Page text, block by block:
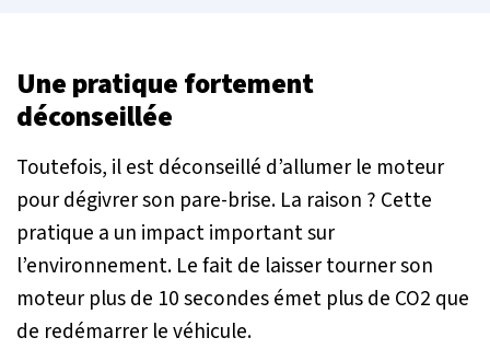
Une pratique fortement
déconseillée
Toutefois, il est déconseillé d’allumer le moteur
pour dégivrer son pare-brise. La raison ? Cette
pratique a un impact important sur
l’environnement. Le fait de laisser tourner son
moteur plus de 10 secondes émet plus de CO2 que
de redémarrer le véhicule.